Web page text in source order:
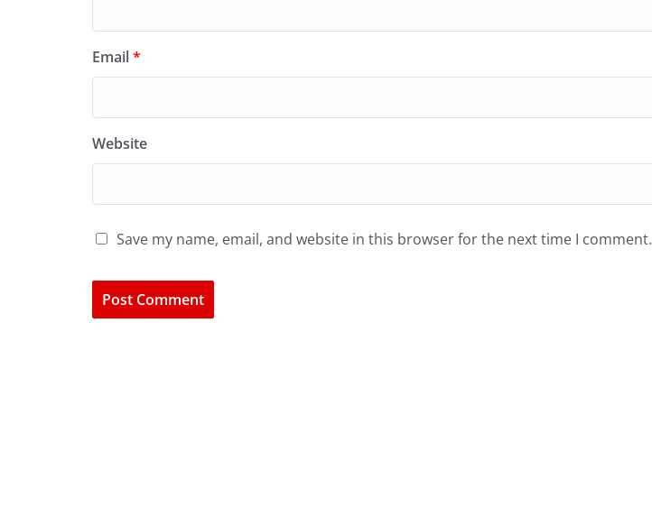
Email*
Website
Save my name, email, and website in this browser for the next time I comment.